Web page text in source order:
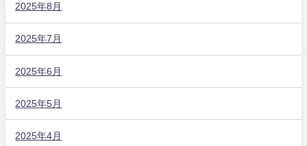
2025年8月
2025年7月
2025年6月
2025年5月
2025年4月